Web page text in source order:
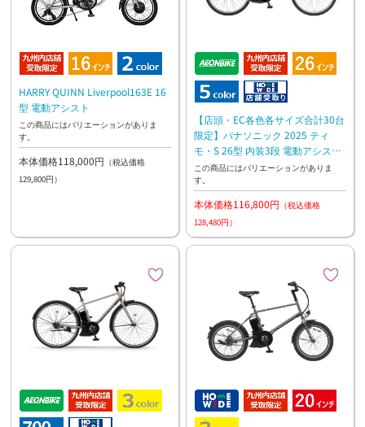
HARRY QUINN Liverpool163E 16
型 電動アシスト
この商品にはバリエーションがありま
す。
本体価格118,000円 （税込価格
129,800円）
【店頭・EC各色各サイズ合計30台
限定】パナソニック 2025 ティ
モ・S 26型 内装3段 電動アシスト
通勤 通学 お買い物 坂道ラクラク
この商品にはバリエーションがありま
す。
本体価格116,800円 （税込価格
128,480円）